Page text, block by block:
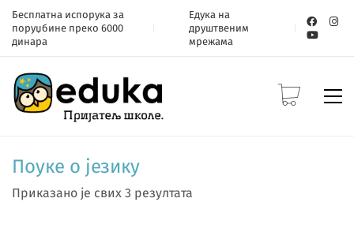
Бесплатна испорука за
поруџбине преко 6000
динара
Едука на
друштвеним
мрежама
Поуке о језику
Приказано је свих 3 резултата